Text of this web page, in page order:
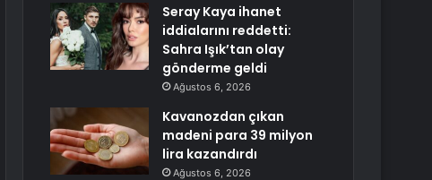
Seray Kaya ihanet
iddialarını reddetti:
Sahra Işık’tan olay
gönderme geldi
Ağustos 6, 2026
Kavanozdan çıkan
madeni para 39 milyon
lira kazandırdı
Ağustos 6, 2026